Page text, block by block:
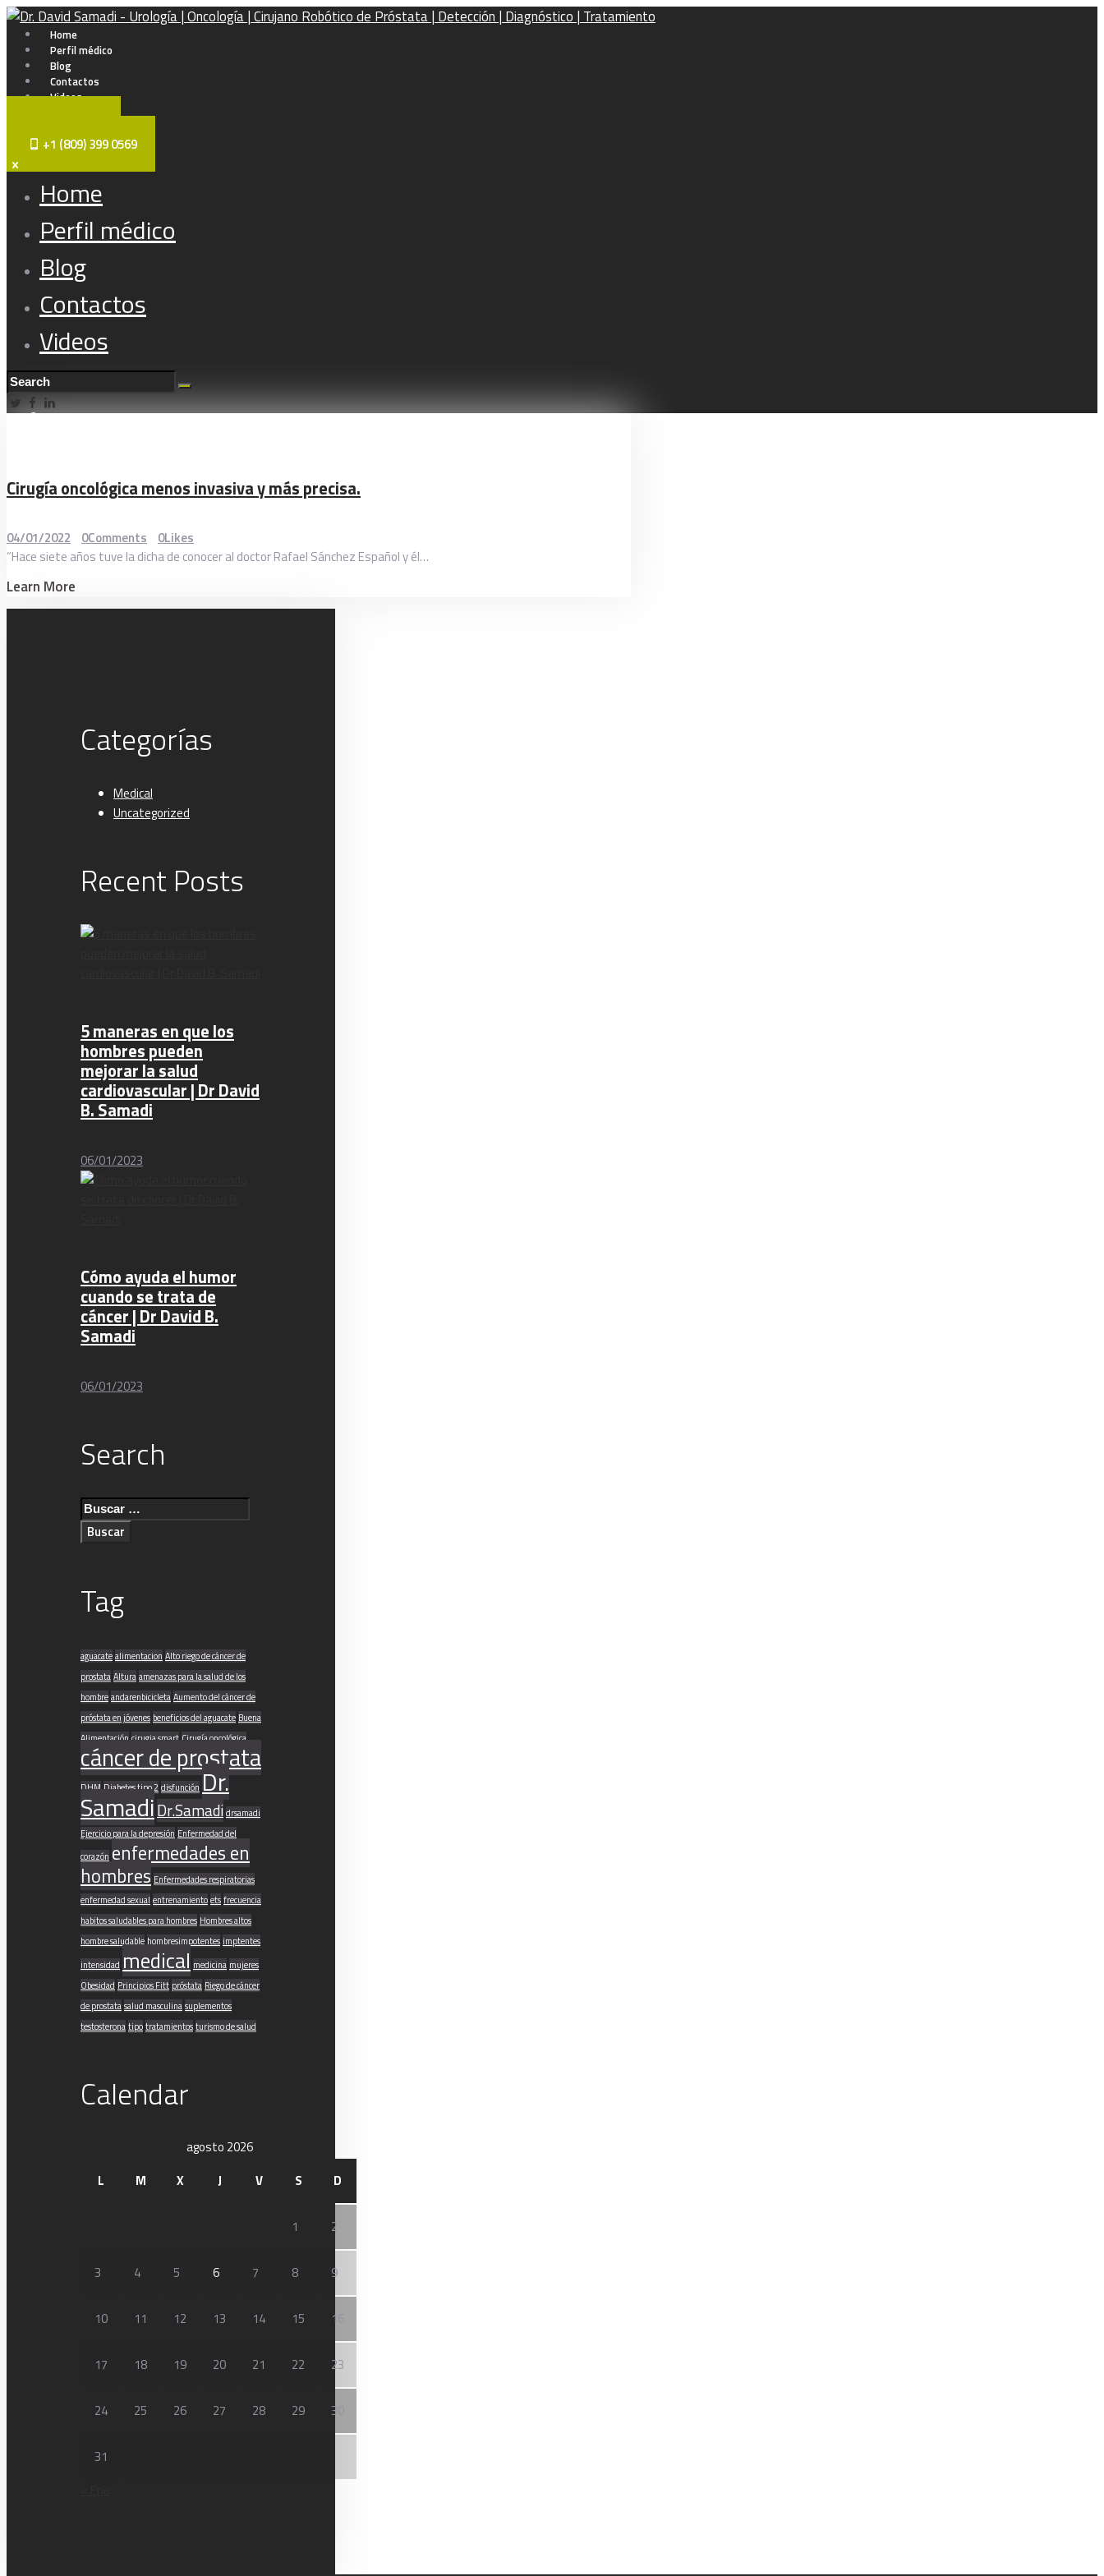
Home
Perfil médico
Blog
Contactos
Videos
+1 (809) 399 0569
Home
Perfil médico
Blog
Contactos
Videos
Cirugía oncológica menos invasiva y más precisa.
04/01/2022 0Comments 0Likes
“Hace siete años tuve la dicha de conocer al doctor Rafael Sánchez Español y él…
Learn More
Categorías
Medical
Uncategorized
Recent Posts
5 maneras en que los
hombres pueden
mejorar la salud
cardiovascular | Dr David
B. Samadi
06/01/2023
Cómo ayuda el humor
cuando se trata de
cáncer | Dr David B.
Samadi
06/01/2023
Search
Buscar:
Tag
aguacatealimentacion Alto riego de cáncer de
prostataAlturaamenazas para la salud de los
hombreandarenbicicletaAumento del cáncer de
próstata en jóvenes beneficios del aguacate Buena
Alimentación cirugia smart Cirugía oncológica
cáncer de prostata
DHM Diabetes tipo 2 disfunción Dr.
SamadiDr.Samadidrsamadi
Ejercicio para la depresión Enfermedad del
corazón enfermedades en
hombres Enfermedades respiratorias
enfermedad sexual entrenamientoetsfrecuencia
habitos saludables para hombres Hombres altos
hombre saludable hombresimpotentes imptentes
intensidad medical medicina mujeres
Obesidad Principios Fitt próstata Riego de cáncer
de prostatasalud masculinasuplementos
testosteronatipotratamientosturismo de salud
Calendar
agosto 2026
L
M X J V S D
1 2
3 4 5 6 7 8 9
10 11 12 13 14 15 16
17 18 19 20 21 22 23
24 25 26 27 28 29 30
31